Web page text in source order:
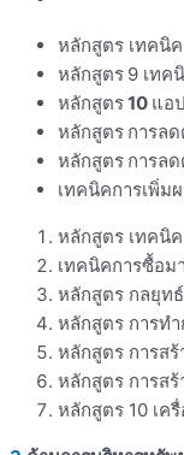
หลักสูตร เทคนิ
หลักสูตร 9 เทค
หลักสูตร10 แอ
หลักสูตร การล
หลักสูตร การล
เทคนิคการเพิ่ม
หลักสูตร เทคนิค
เทคนิคการซื้อม
หลักสูตร กลยุท
หลักสูตร การทำ
หลักสูตร การส
หลักสูตร การสร้
หลักสูตร 10 เค